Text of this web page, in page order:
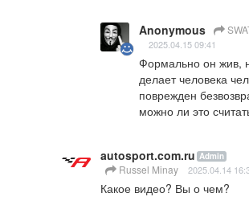
Anonymous
2025.04.15 09:41
Формально он жив,
делает человека
поврежден
можно ли это
autosport.com.ru Admin
Russel Minay 2025.04.14
Какое видео? Вы о чем?